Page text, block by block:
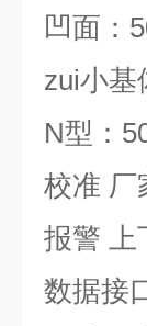
凹面：
zui小基
N型：
校准 厂
报警 上
数据接